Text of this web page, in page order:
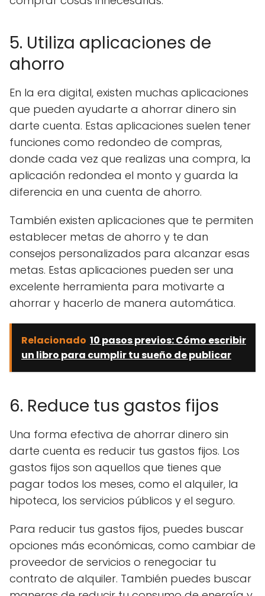
5. Utiliza aplicaciones de
ahorro
En la era digital, existen muchas aplicaciones
que pueden ayudarte a ahorrar dinero sin
darte cuenta. Estas aplicaciones suelen tener
funciones como redondeo de compras,
donde cada vez que realizas una compra, la
aplicación redondea el monto y guarda la
diferencia en una cuenta de ahorro.
También existen aplicaciones que te permiten
establecer metas de ahorro y te dan
consejos personalizados para alcanzar esas
metas. Estas aplicaciones pueden ser una
excelente herramienta para motivarte a
ahorrar y hacerlo de manera automática.
Relacionado 10 pasos previos: Cómo escribir
un libro para cumplir tu sueño de publicar
6. Reduce tus gastos fijos
Una forma efectiva de ahorrar dinero sin
darte cuenta es reducir tus gastos fijos. Los
gastos fijos son aquellos que tienes que
pagar todos los meses, como el alquiler, la
hipoteca, los servicios públicos y el seguro.
Para reducir tus gastos fijos, puedes buscar
opciones más económicas, como cambiar de
proveedor de servicios o renegociar tu
contrato de alquiler. También puedes buscar